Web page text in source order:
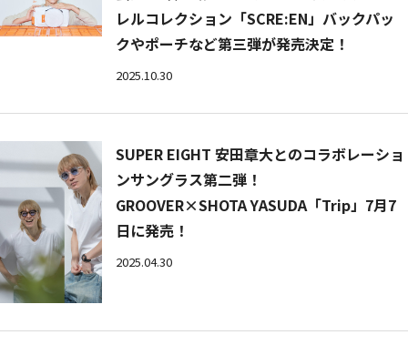
レルコレクション「SCRE:EN」バックパッ
クやポーチなど第三弾が発売決定！
2025.10.30
SUPER EIGHT 安田章大とのコラボレーショ
ンサングラス第二弾！
GROOVER×SHOTA YASUDA「Trip」7月7
日に発売！
2025.04.30